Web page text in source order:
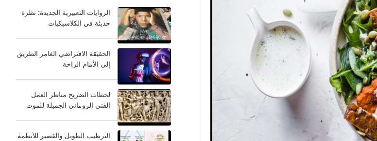
الروايات التعبيرية الجديدة: نظرة
حديثة في الكلاسيكيات
الحقيقة الافتراضي الغامر الطريق
إلى الأمام الراحة
لحظات الضريح مناظر العمل
الفني الروماني الجميلة للموت
الترطيب الطويل والقصير للأنظمة